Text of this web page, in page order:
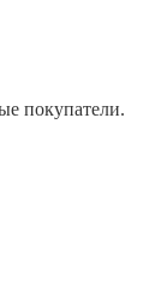
покупатели.